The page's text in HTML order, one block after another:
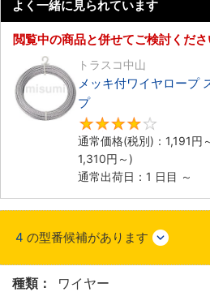
よく一緒に見られています
閲覧中の商品と併せてご検討くだ
トラスコ中山
メッキ付ワイヤロープ
プ
通常価格(税別)： 1,191円
1,310円 ～)
通常出荷日：1 日目 ～
4 の型番候補があります
種類： ワイヤー